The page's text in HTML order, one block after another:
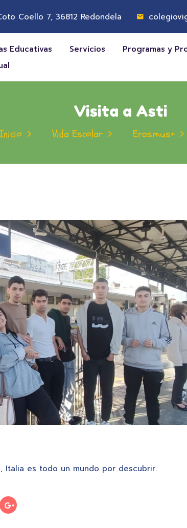
Coello 7, 36812 Redondela
Educativas Servicios Programas y
Visita a Asti
Vida Escolar Erasmus+
Italia es todo un mundo por descubrir.